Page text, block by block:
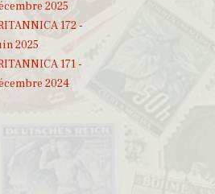
2025
172 -
2025
171 -
2024